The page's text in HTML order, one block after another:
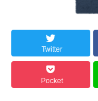
Twitter
Pocket